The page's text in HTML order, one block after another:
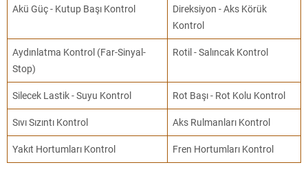
Akü Güç - Kutup Başı Kontrol
Direksiyon - Aks Körük
Kontrol
Aydınlatma Kontrol (Far-Sinyal-
Stop)
Rotil - Salıncak Kontrol
Silecek Lastik - Suyu Kontrol Rot Başı - Rot Kolu Kontrol
Sıvı Sızıntı Kontrol Aks Rulmanları Kontrol
Yakıt Hortumları Kontrol Fren Hortumları Kontrol